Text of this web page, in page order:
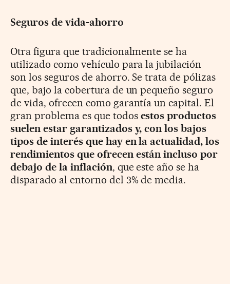
Seguros de vida-ahorro
Otra figura que tradicionalmente se ha
utilizado como vehículo para la jubilación
son los seguros de ahorro. Se trata de pólizas
que, bajo la cobertura de un pequeño seguro
de vida, ofrecen como garantía un capital. El
gran problema es que todos estos productos
suelen estar garantizados y, con los bajos
tipos de interés que hay en la actualidad, los
rendimientos que ofrecen están incluso por
debajo de la inflación, que este año se ha
disparado al entorno del 3% de media.